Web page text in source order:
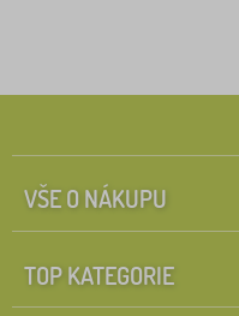
VŠE O NÁKUPU
TOP KATEGORIE